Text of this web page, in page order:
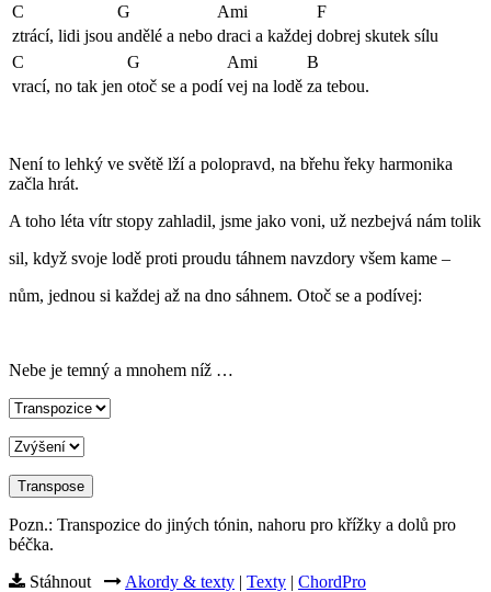
C
G Ami
F
ztrácí, lidi jsou andělé a nebo draci a každej dobrej skutek sílu
C
G Ami
B
vrací, no tak jen otoč se a podí vej na lodě za tebou.
Není to lehký ve světě lží a polopravd, na břehu řeky harmonika
začla hrát.
A toho léta vítr stopy zahladil, jsme jako voni, už nezbejvá nám tolik
sil, když svoje lodě proti proudu táhnem navzdory všem kame –
nům, jednou si každej až na dno sáhnem. Otoč se a podívej:
Nebe je temný a mnohem níž …
Pozn.: Transpozice do jiných tónin, nahoru pro křížky a dolů pro
béčka.
Stáhnout
Akordy & texty | Texty | ChordPro